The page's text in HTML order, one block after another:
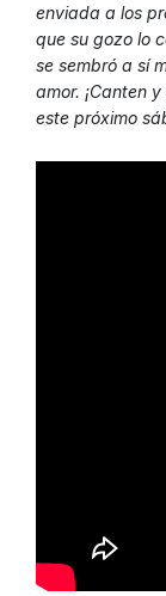
enviada a los
que su gozo lo
se sembró a sí
amor. ¡Canten
este próximo